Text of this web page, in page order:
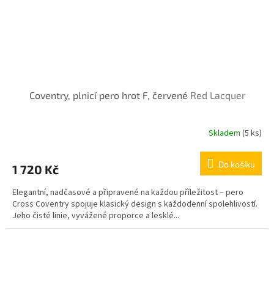
Coventry, plnicí pero hrot F, červené Red Lacquer
Skladem (5 ks)
1 720 Kč Do košíku
Elegantní, nadčasové a připravené na každou příležitost – pero
Cross Coventry spojuje klasický design s každodenní spolehlivostí.
Jeho čisté linie, vyvážené proporce a lesklé...